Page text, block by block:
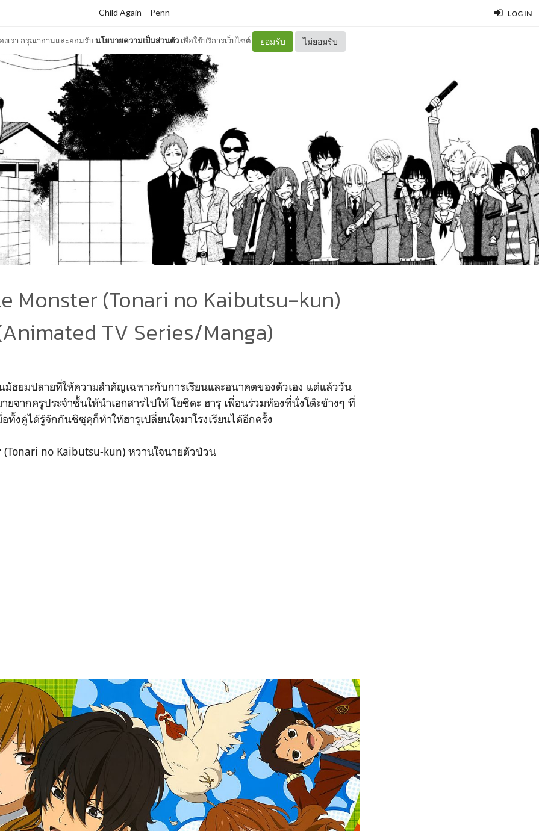
LOG IN
งเรา กรุณาอ่านและยอมรับนโยบายความเป็นส่วนตัว เพื่อใช้บริการเว็บไซต์ ยอมรับ ไม่ยอมรับ
Child Again – Penn
Monster (Tonari no Kaibutsu-kun)
TV Series/Manga)
ธยมปลายที่ให้ความสำคัญเฉพาะกับการเรียนและอนาคตของตัวเอง แต่แล้ววัน
ยจากครูประจำชั้นให้นำเอกสารไปให้ โยชิดะ ฮารุ เพื่อนร่วมห้องที่นั่งโต๊ะข้างๆ ที่
อทั้งคู่ได้รู้จักกันชิซุคุก็ทำให้ฮารุเปลี่ยนใจมาโรงเรียนได้อีกครั้ง
(Tonari no Kaibutsu-kun) หวานใจนายตัวป่วน